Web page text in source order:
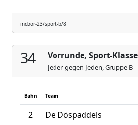
indoor-23/sport-b/8
34 Vorrunde, Sport-Klasse
Jeder-gegen-Jeden, Gruppe B
Bahn Team
2 De Döspaddels